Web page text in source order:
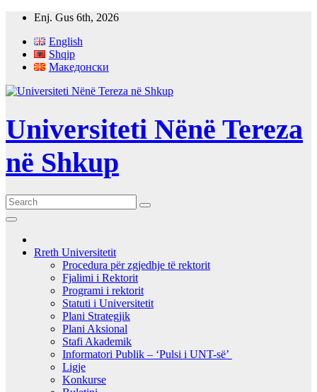
Skip
content
Enj. Gus 6th, 2026
English
Shqip
Македонски
Universiteti Nënë Tereza
në Shkup
Rreth Universitetit
Procedura për zgjedhje të rektorit
Fjalimi i Rektorit
Programi i rektorit
Statuti i Universitetit
Plani Strategjik
Plani Aksional
Stafi Akademik
Informatori Publik – ‘Pulsi i UNT-së’
Ligje
Konkurse